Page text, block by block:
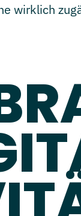
wirklich